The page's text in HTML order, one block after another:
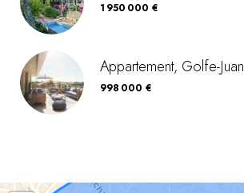
1 950 000 €
Appartement, Golfe-Juan
998 000 €